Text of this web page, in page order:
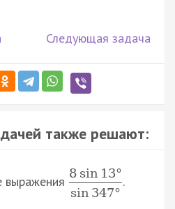
Следующая задача
также решают:
выражения
8 sin 13°
sin 347°
.